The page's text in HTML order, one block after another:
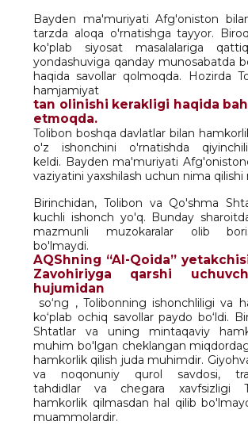
Bayden ma'muriyati Afg'oniston
tarzda aloqa o'rnatishga tayyor.
ko'plab siyosat masalalariga
yondashuviga qanday munosabatda
haqida savollar qolmoqda. Hozirda
hamjamiyat
tan olinishi kerakligi haqida
etmoqda.
Tolibon boshqa davlatlar bilan
o'z ishonchini o'rnatishda
keldi. Bayden ma'muriyati
vaziyatini yaxshilash uchun nima
Birinchidan, Tolibon va Qo'shma
kuchli ishonch yo'q. Bunday
mazmunli muzokaralar olib
bo'lmaydi.
AQShning “Al-Qoida”
Zavohiriyga qarshi
hujumidan
so‘ng , Tolibonning ishonchliligi va
ko‘plab ochiq savollar paydo bo‘ldi.
Shtatlar va uning mintaqaviy
muhim bo'lgan cheklangan
hamkorlik qilish juda muhimdir.
va noqonuniy qurol savdosi,
tahdidlar va chegara xavfsizligi
hamkorlik qilmasdan hal qilib
muammolardir.